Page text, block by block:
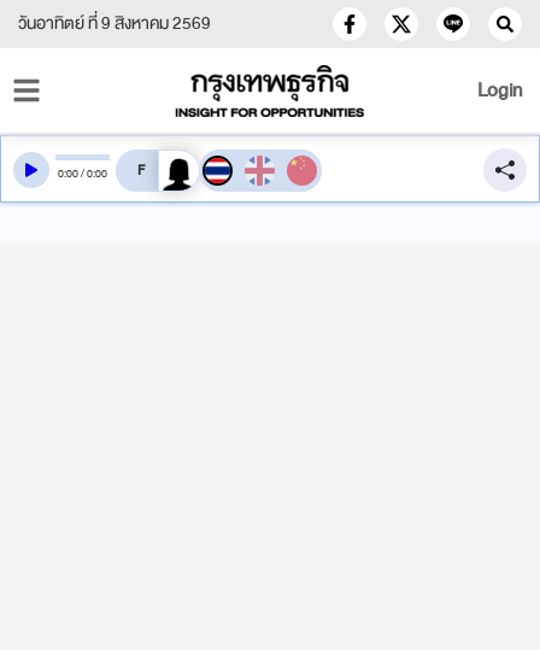
วันอาทิตย์ ที่ 9 สิงหาคม 2569
Login
0:00/0:00 สลับเสียงอ่าน